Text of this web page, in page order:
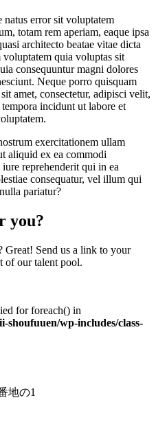
natus error sit voluptatem
totam rem aperiam, eaque ipsa
architecto beatae vitae dicta
quia voluptas sit
consequuntur magni dolores
Neque porro quisquam
amet, consectetur, adipisci velit,
incidunt ut labore et
exercitationem ullam
aliquid ex ea commodi
reprehenderit qui in ea
consequatur, vel illum qui
pariatur?
you?
Send us a link to your
of our talent pool.
for foreach() in
shoufuuen/wp-includes/class-
地の1